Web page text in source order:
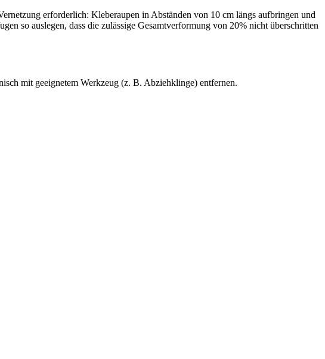
erforderlich: Kleberaupen in Abständen von 10 cm längs aufbringen und
so auslegen, dass die zulässige Gesamtverformung von 20% nicht überschritten
mit geeignetem Werkzeug (z. B. Abziehklinge) entfernen.